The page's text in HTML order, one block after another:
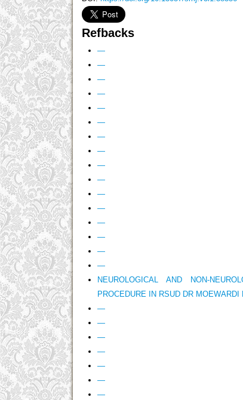
Refbacks
—
—
—
—
—
—
—
—
—
—
—
—
—
—
—
—
NEUROLOGICAL AND NON-
PROCEDURE IN RSUD DR
—
—
—
—
—
—
—